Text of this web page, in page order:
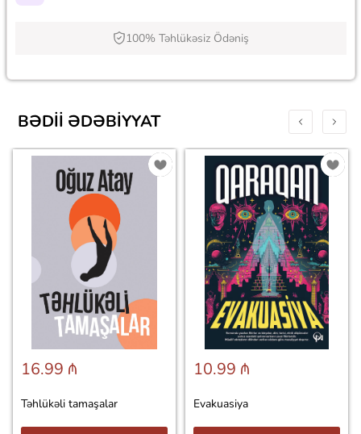
100% Təhlükəsiz Ödəniş
BƏDII ƏDƏBIYYAT
16.99 ₼
Təhlükəli tamaşalar
10.99 ₼
Evakuasiya